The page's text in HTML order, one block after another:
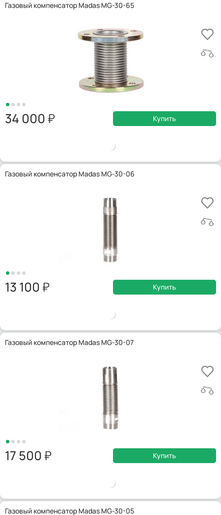
Газовый компенсатор Madas MG-30-65
34 000 Купить
Газовый компенсатор Madas MG-30-06
13 100 Купить
Газовый компенсатор Madas MG-30-07
17 500 Купить
Газовый компенсатор Madas MG-30-05